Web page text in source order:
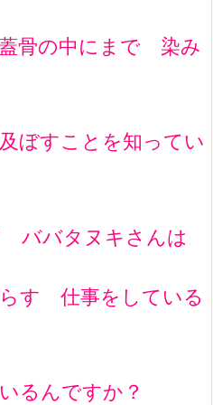
骨の中にまで 染み
ぼすことを知ってい
バタヌキさんは
す 仕事をしている
るんですか？